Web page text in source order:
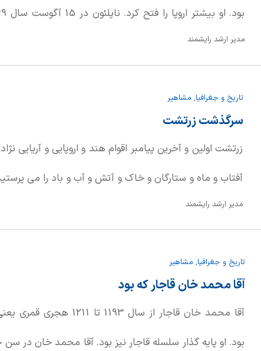
«کرس» فرانسه، در یک خانواده آرام متولد شد. او دومین
انقلابی فرانسه پیوست و نامی برای خودش دست و پا کرد.
مدیر ارشد رایشمند
تاریخ و جغرافیا, مشاهیر
سرگذشت زرتشت
زرتشت اولین و آخرین پیامبر اقوام هند و اروپایی و آریایی
آفتاب و ماه و ستارگان و خاک و آتش و آب و باد را می
و پس از سال ها تلاش عده زیادی به دین او گرویدند.
مدیر ارشد رایشمند
تاریخ و جغرافیا, مشاهیر
آقا محمد خان قاجار که بود
بود. او پایه گذار سلسله قاجار نیز بود. آقا محمد خان در